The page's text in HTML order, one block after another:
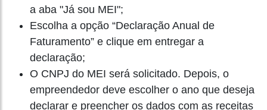
a aba "Já sou MEI";
Escolha a opção “Declaração Anual de
Faturamento” e clique em entregar a
declaração;
O CNPJ do MEI será solicitado. Depois, o
empreendedor deve escolher o ano que deseja
declarar e preencher os dados com as receitas